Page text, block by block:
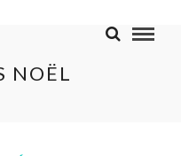
NOËL